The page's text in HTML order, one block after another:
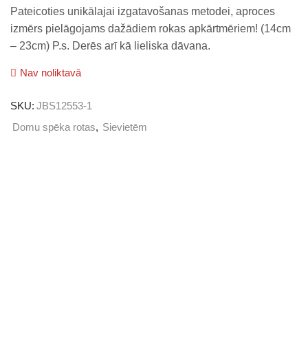
Pateicoties unikālajai izgatavošanas metodei, aproces
izmērs pielāgojams dažādiem rokas apkārtmēriem! (14cm
– 23cm) P.s. Derēs arī kā lieliska dāvana.
Nav noliktavā
SKU: JBS12553-1
Domu spēka rotas, Sievietēm